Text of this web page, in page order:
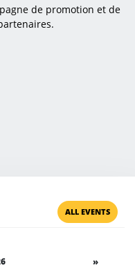
de promotion et de
ALL EVENTS
»